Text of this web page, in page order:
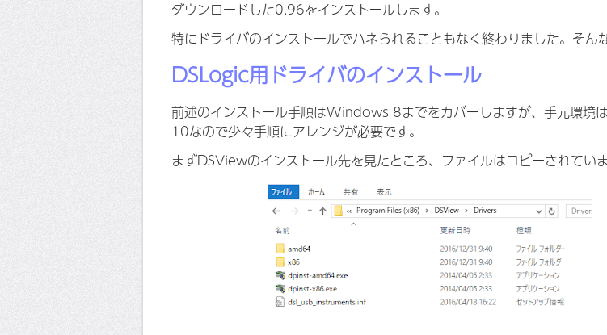
ダウンロードした0.96をインストールします。
特にドライバのインストールでハネられることもなく終わりました。そん
DSLogic用ドライバのインストール
前述のインストール手順はWindows 8までをカバーしますが、手元環境
10なので少々手順にアレンジが必要です。
まずDSViewのインストール先を見たところ、ファイルはコピーされていま